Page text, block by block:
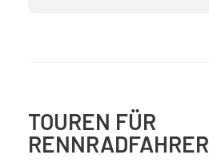
TOUREN FÜR
RENNRADFAHRER